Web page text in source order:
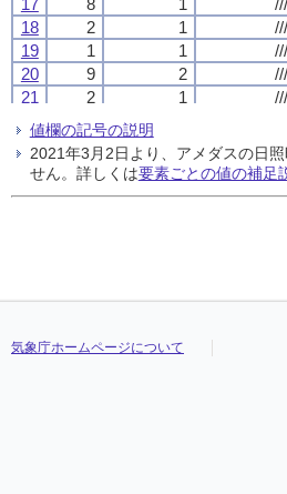
18
2 1 ///
19
1 1 ///
20
9 2 ///
21
2 1 ///
22
2
23
17 4 ///
24
1 1 ///
30
0 0 ///
18
2 1 ///
19
1 1 ///
20
9 2 ///
21
2 1 ///
22
2
23
17 4 ///
24
1 1 ///
30
0 0 ///
18
2 1 ///
19
1 1 ///
20
9 2 ///
21
2 1 ///
22
2
23
17 4 ///
24
1 1 ///
30
0 0 ///
18
2 1 ///
19
1 1 ///
20
9 2 ///
21
2 1 ///
22
2
23
17 4 ///
24
1 1 ///
30
0 0 ///
値欄の記号の説明
2021年3月2日より、アメダスの日
せん。詳しくは要素ごとの値の補足
気象庁ホームページについて